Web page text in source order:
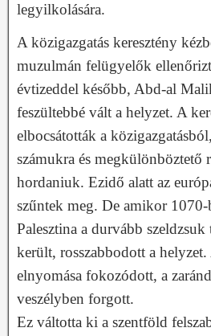
legyilkolására.
A közigazgatás keresztény
muzulmán felügyelők
évtizeddel később, Abd-al
feszültebbé vált a helyzet. A
elbocsátották a
számukra és megkülönböztető
hordaniuk. Ezidő alatt az
szűntek meg. De amikor 1070-
Palesztina a durvább
került, rosszabbodott a
elnyomása fokozódott, a
veszélyben forgott.
Ez váltotta ki a szentföld